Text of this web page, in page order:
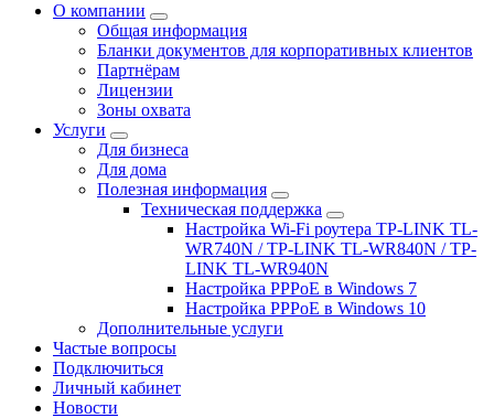
О компании
Общая информация
Бланки документов для корпоративных клиентов
Партнёрам
Лицензии
Зоны охвата
Услуги
Для бизнеса
Для дома
Полезная информация
Техническая поддержка
Настройка Wi-Fi роутера TP-LINK TL-
WR740N / TP-LINK TL-WR840N / TP-
LINK TL-WR940N
Настройка PPPoE в Windows 7
Настройка PPPoE в Windows 10
Дополнительные услуги
Частые вопросы
Подключиться
Личный кабинет
Новости